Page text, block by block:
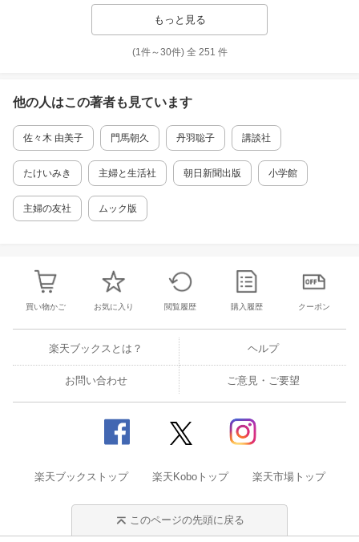
もっと見る
(1件～30件)全 251 件
他の人はこの著者も見ています
佐々木 由美子 門馬朝久 丹羽聡子 講談社
たけいみき 主婦と生活社 朝日新聞出版 小学館
主婦の友社 ムック版
買い物かご お気に入り 閲覧履歴 購入履歴 クーポン
楽天ブックスとは？ ヘルプ
お問い合わせ ご意見・ご要望
楽天ブックストップ 楽天Koboトップ 楽天市場トップ
このページの先頭に戻る